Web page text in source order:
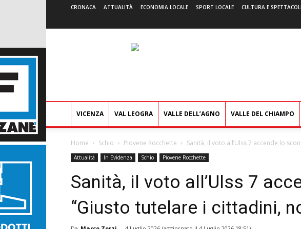
CRONACA ATTUALITÀ ECONOMIA LOCALE SPORT LOCALE CULTURA E SPETTACOLI
VICENZA VAL LEOGRA VALLE DELL’AGNO VALLE DEL CHIAMPO
Home Schio Piovene Rocchette Sanità, il voto all’Ulss 7 accende lo
Attualità In Evidenza Schio Piovene Rocchette
Sanità, il voto all’Ulss 7
“Giusto tutelare i cittadini,